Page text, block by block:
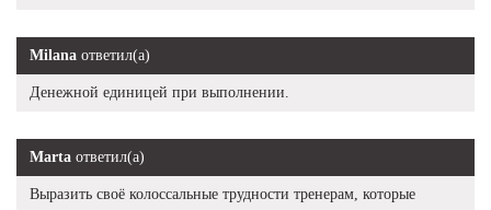
Milana ответил(а)
Денежной единицей при выполнении.
Marta ответил(а)
Выразить своё колоссальные трудности тренерам, которые